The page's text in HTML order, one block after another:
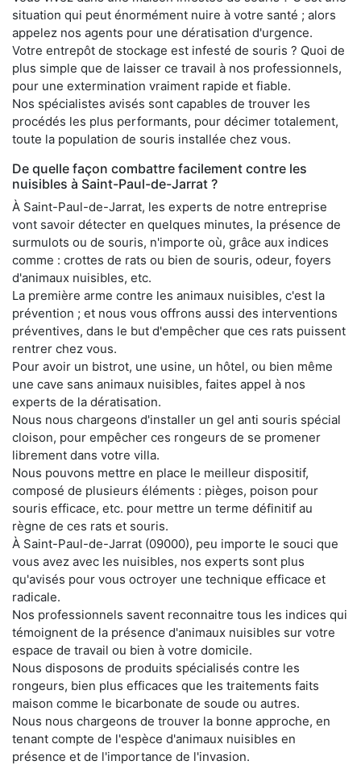
situation qui peut énormément nuire à votre santé ; alors
appelez nos agents pour une dératisation d'urgence.
Votre entrepôt de stockage est infesté de souris ? Quoi de
plus simple que de laisser ce travail à nos professionnels,
pour une extermination vraiment rapide et fiable.
Nos spécialistes avisés sont capables de trouver les
procédés les plus performants, pour décimer totalement,
toute la population de souris installée chez vous.
De quelle façon combattre facilement contre les
nuisibles à Saint-Paul-de-Jarrat ?
À Saint-Paul-de-Jarrat, les experts de notre entreprise
vont savoir détecter en quelques minutes, la présence de
surmulots ou de souris, n'importe où, grâce aux indices
comme : crottes de rats ou bien de souris, odeur, foyers
d'animaux nuisibles, etc.
La première arme contre les animaux nuisibles, c'est la
prévention ; et nous vous offrons aussi des interventions
préventives, dans le but d'empêcher que ces rats puissent
rentrer chez vous.
Pour avoir un bistrot, une usine, un hôtel, ou bien même
une cave sans animaux nuisibles, faites appel à nos
experts de la dératisation.
Nous nous chargeons d'installer un gel anti souris spécial
cloison, pour empêcher ces rongeurs de se promener
librement dans votre villa.
Nous pouvons mettre en place le meilleur dispositif,
composé de plusieurs éléments : pièges, poison pour
souris efficace, etc. pour mettre un terme définitif au
règne de ces rats et souris.
À Saint-Paul-de-Jarrat (09000), peu importe le souci que
vous avez avec les nuisibles, nos experts sont plus
qu'avisés pour vous octroyer une technique efficace et
radicale.
Nos professionnels savent reconnaitre tous les indices qui
témoignent de la présence d'animaux nuisibles sur votre
espace de travail ou bien à votre domicile.
Nous disposons de produits spécialisés contre les
rongeurs, bien plus efficaces que les traitements faits
maison comme le bicarbonate de soude ou autres.
Nous nous chargeons de trouver la bonne approche, en
tenant compte de l'espèce d'animaux nuisibles en
présence et de l'importance de l'invasion.